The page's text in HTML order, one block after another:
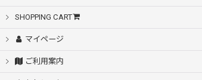
SHOPPING CART
マイページ
ご利用案内